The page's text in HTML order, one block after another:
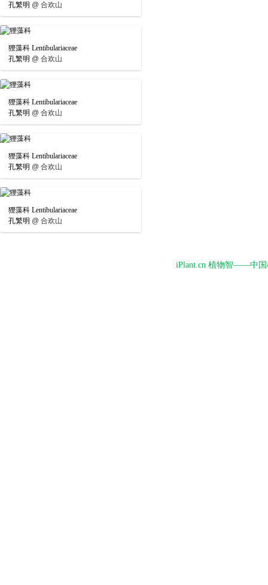
孔繁明 @ 合欢山
狸藻科 Lentibulariaceae
孔繁明 @ 合欢山
狸藻科 Lentibulariaceae
孔繁明 @ 合欢山
狸藻科 Lentibulariaceae
孔繁明 @ 合欢山
狸藻科 Lentibulariaceae
孔繁明 @ 合欢山
iPlant.cn 植物智——中国